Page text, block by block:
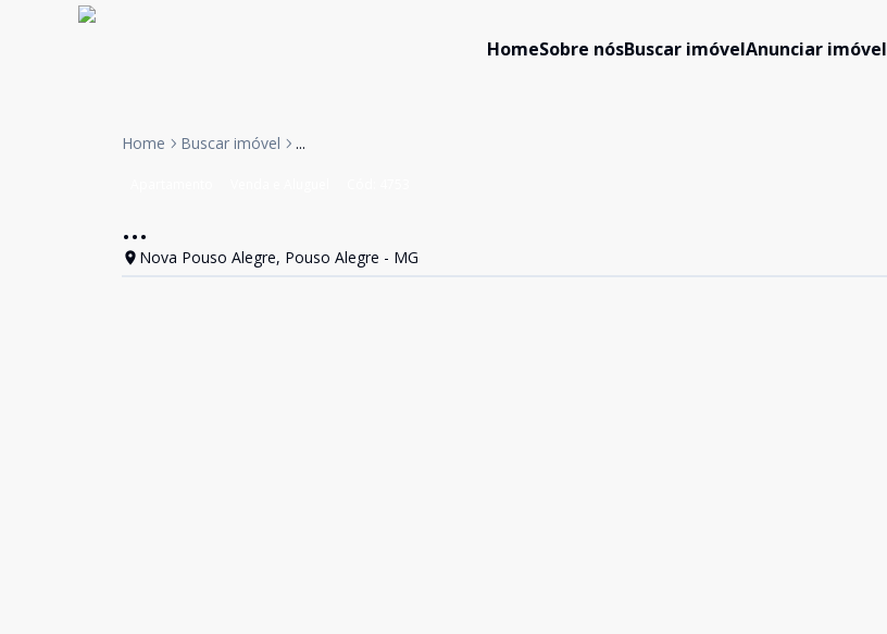
HomeSobre nósBuscar imóvelAnunciar imóvel
Home Buscar imóvel ...
...
Nova Pouso Alegre, Pouso Alegre - MG